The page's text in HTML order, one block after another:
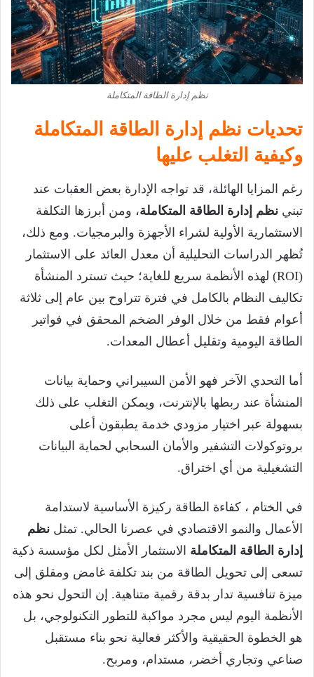
نظم إدارة الطاقة المتكاملة
تحديات نظم إدارة الطاقة المتكاملة
وكيفية التغلب عليها
رغم المزايا الهائلة، قد تواجه الإدارة بعض العقبات عند
تبني نظم إدارة الطاقة المتكاملة، ومن أبرزها التكلفة
الاستثمارية الأولية لشراء الأجهزة والبرمجيات. ومع ذلك،
تُظهر الدراسات التحليلية أن معدل العائد على الاستثمار
(ROI) لهذه الأنظمة سريع للغاية؛ حيث تسترد المنشأة
تكاليف النظام بالكامل في فترة تتراوح بين عام إلى ثلاثة
أعوام فقط من خلال الوفر الضخم المحقق في فواتير
الطاقة اليومية وتقليل أعطال المعدات.
أما التحدي الآخر فهو الأمن السيبراني وحماية بيانات
المنشأة عند ربطها بالإنترنت، ويمكن التغلب على ذلك
بسهولة عبر اختيار مزودي خدمة يطبقون أعلى
بروتوكولات التشفير والأمان السحابي لحماية البيانات
التشغيلية من أي اختراق.
في الختام ، كفاءة الطاقة ركيزة الأساسية لاستدامة
الأعمال والنمو الاقتصادي في عصرنا الحالي. تمثل نظم
إدارة الطاقة المتكاملة الاستثمار الأمثل لكل مؤسسة ذكية
تسعى إلى تحويل الطاقة من بند تكلفة غامض ومقلق إلى
ميزة تنافسية تدار بدقة رقمية متناهية. إن التحول نحو هذه
الأنظمة اليوم ليس مجرد مواكبة للتطور التكنولوجي، بل
هو الخطوة الحقيقية والأكثر فعالية نحو بناء مستقبل
صناعي وتجاري أخضر، مستدام، ومربح.